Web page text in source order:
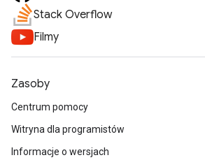
Stack Overflow
Filmy
Zasoby
Centrum pomocy
Witryna dla programistów
Informacje o wersjach